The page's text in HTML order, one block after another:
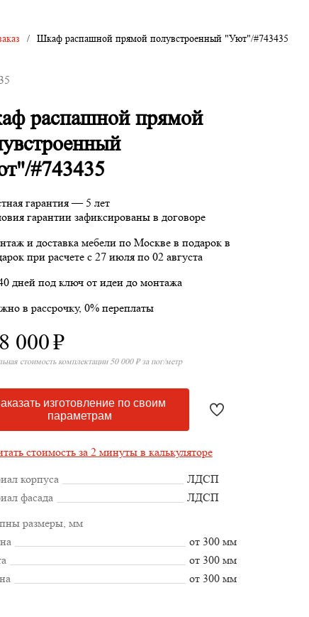
/ Шкаф распашной прямой полувстроенный "Уют"/#743435
распашной прямой
#743435
гарантия — 5 лет
гарантии зафиксированы в договоре
и доставка мебели по Москве в подарок в
при расчете с 27 июля по 02 августа
дней под ключ от идеи до монтажа
в рассрочку, 0% переплаты
000₽
стоимость комплектации 50 000 ₽ за пог/метр
изготовление по своим
параметрам
стоимость за 2 минуты в калькуляторе
корпуса
ЛДСП
фасада
ЛДСП
размеры, мм
от 300 мм
от 300 мм
от 300 мм